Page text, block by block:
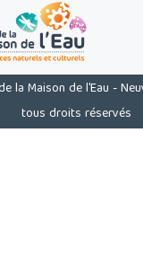
la Maison de l'Eau -
tous droits réservés